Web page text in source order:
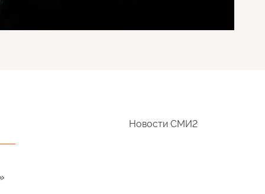
Новости СМИ2